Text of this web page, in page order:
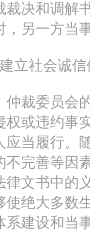
裁决和调解
，另一方当
立社会诚信
仲裁委员会
权或违约事
应当履行。
不完善等因
律文书中的
使绝大多数
系建设和当